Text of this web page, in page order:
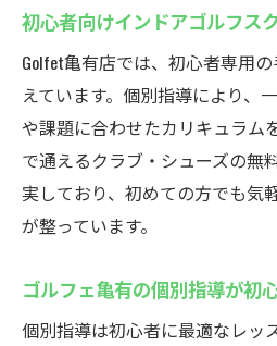
ゴルフェ退会や他ス
ト
亀有のインドアゴルフで
インドアゴルフスク
アップ方法
科学的指導が魅力の
ル活用術
ール練習法
スイング解析で実力
初心者向けインドアゴルフス
Golfet亀有店では、初心者専用
えています。個別指導により、
や課題に合わせたカリキュラム
で通えるクラブ・シューズの無
実しており、初めての方でも気
が整っています。
ゴルフェ亀有の個別指導が初
個別指導は初心者に最適なレッ